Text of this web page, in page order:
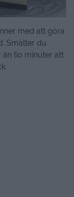
med att göra
Smälter du
än tio minuter att